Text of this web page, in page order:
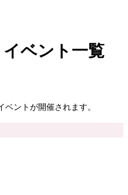
ベント一覧
ベントが開催されます。